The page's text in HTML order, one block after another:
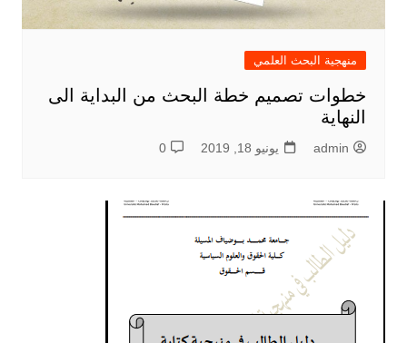
منهجية البحث العلمي
خطوات تصميم خطة البحث من البداية الى
النهاية
admin يونيو 18, 2019 0